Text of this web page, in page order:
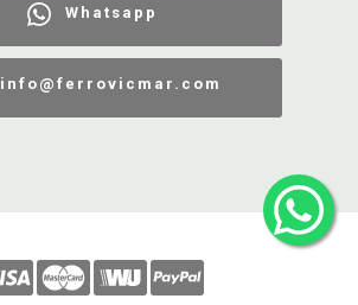
Whatsapp
info@ferrovicmar.com